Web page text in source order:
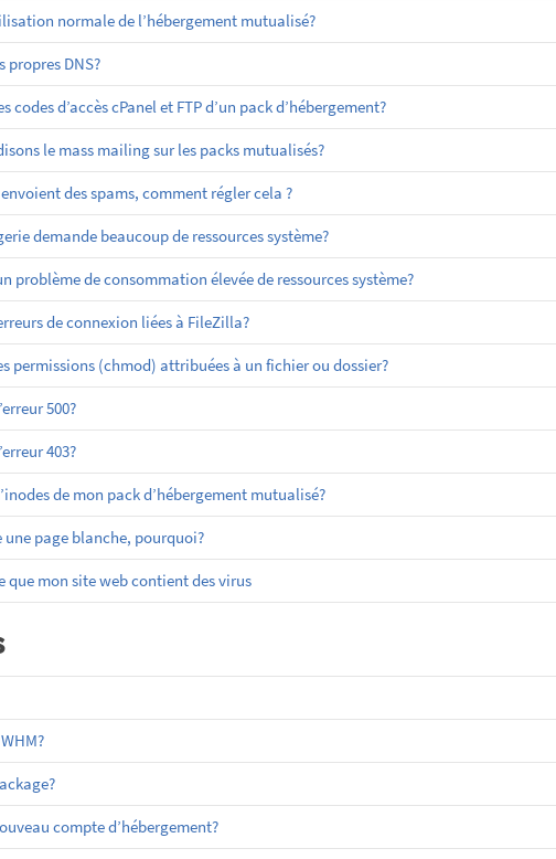
normale de l’hébergement mutualisé?
propres DNS?
d’accès cPanel et FTP d’un pack d’hébergement?
le mass mailing sur les packs mutualisés?
des spams, comment régler cela ?
demande beaucoup de ressources système?
problème de consommation élevée de ressources système?
de connexion liées à FileZilla?
permissions (chmod) attribuées à un fichier ou dossier?
500?
403?
de mon pack d’hébergement mutualisé?
une page blanche, pourquoi?
que mon site web contient des virus
compte d’hébergement?